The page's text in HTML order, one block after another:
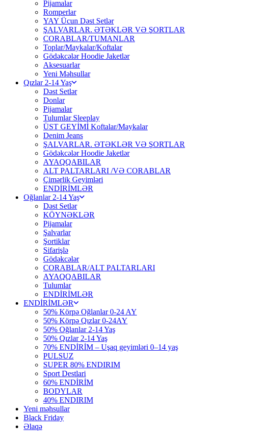
Pijamalar
Romperlar
YAY Ücun Dəst Setlər
ŞALVARLAR. ƏTƏKLƏR VƏ ŞORTLAR
CORABLAR/TUMANLAR
Toplar/Maykalar/Koftalar
Gödəkcələr Hoodie Jaketlər
Aksesuarlar
Yeni Məhsullar
Qızlar 2-14 Yaş
Dəst Setlər
Donlar
Pijamalar
Tulumlar Sleeplay
ÜST GEYİMİ Koftalar/Maykalar
Denim Jeans
ŞALVARLAR. ƏTƏKLƏR VƏ ŞORTLAR
Gödəkcələr Hoodie Jaketlər
AYAQQABILAR
ALT PALTARLARI /VƏ CORABLAR
Çimərlik Geyimləri
ENDİRİMLƏR
Oğlanlar 2-14 Yaş
Dəst Setlər
KÖYNƏKLƏR
Pijamalar
Şalvarlar
Şortiklar
Sifarişlə
Gödəkcələr
CORABLAR/ALT PALTARLARI
AYAQQABILAR
Tulumlar
ENDİRİMLƏR
ENDİRİMLƏR
50% Körpə Oğlanlar 0-24 AY
50% Körpə Qızlar 0-24AY
50% Oğlanlar 2-14 Yaş
50% Qızlar 2-14 Yaş
70% ENDİRİM – Uşaq geyimləri 0–14 yaş
PULSUZ
SUPER 80% ENDIRIM
Sport Destlari
60% ENDİRİM
BODYLAR
40% ENDIRIM
Yeni məhsullar
Black Friday
Əlaqə